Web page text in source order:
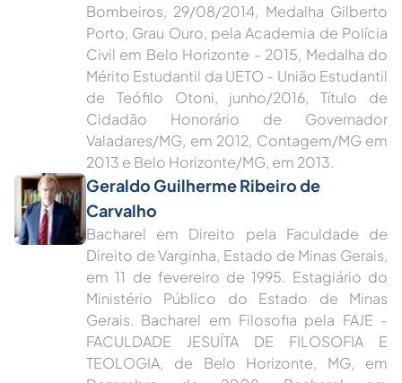
Bombeiros, 29/08/2014, Medalha Gilberto
Porto, Grau Ouro, pela Academia de Polícia
Civil em Belo Horizonte - 2015, Medalha do
Mérito Estudantil da UETO - União Estudantil
de Teófilo Otoni, junho/2016, Título de
Cidadão Honorário de Governador
Valadares/MG, em 2012, Contagem/MG em
2013 e Belo Horizonte/MG, em 2013.
Geraldo Guilherme Ribeiro de
Carvalho
Bacharel em Direito pela Faculdade de
Direito de Varginha, Estado de Minas Gerais,
em 11 de fevereiro de 1995. Estagiário do
Ministério Público do Estado de Minas
Gerais. Bacharel em Filosofia pela FAJE -
FACULDADE JESUÍTA DE FILOSOFIA E
TEOLOGIA, de Belo Horizonte, MG, em